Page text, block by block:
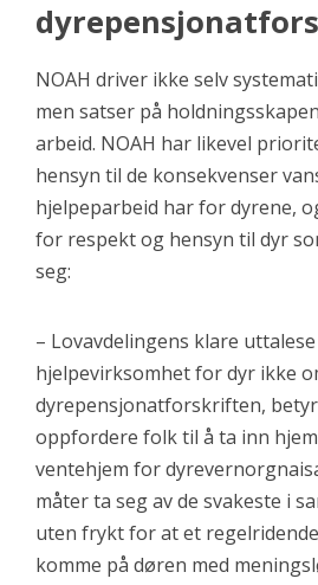
NOAH driver ikke selv
men satser på
arbeid. NOAH har likevel
hensyn til de konsekvenser
hjelpeparbeid har for dyrene,
for respekt og hensyn til dyr
seg:
– Lovavdelingens klare
hjelpevirksomhet for dyr ikke
dyrepensjonatforskriften,
oppfordere folk til å ta inn
ventehjem for
måter ta seg av de svakeste i
uten frykt for at et
komme på døren med